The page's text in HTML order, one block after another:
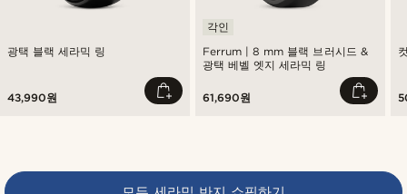
광택 블랙 세라믹 링
43,990원
Ferrum | 8 mm 블랙 브러시드 &
광택 베벨 엣지 세라믹 링
각인
61,690원